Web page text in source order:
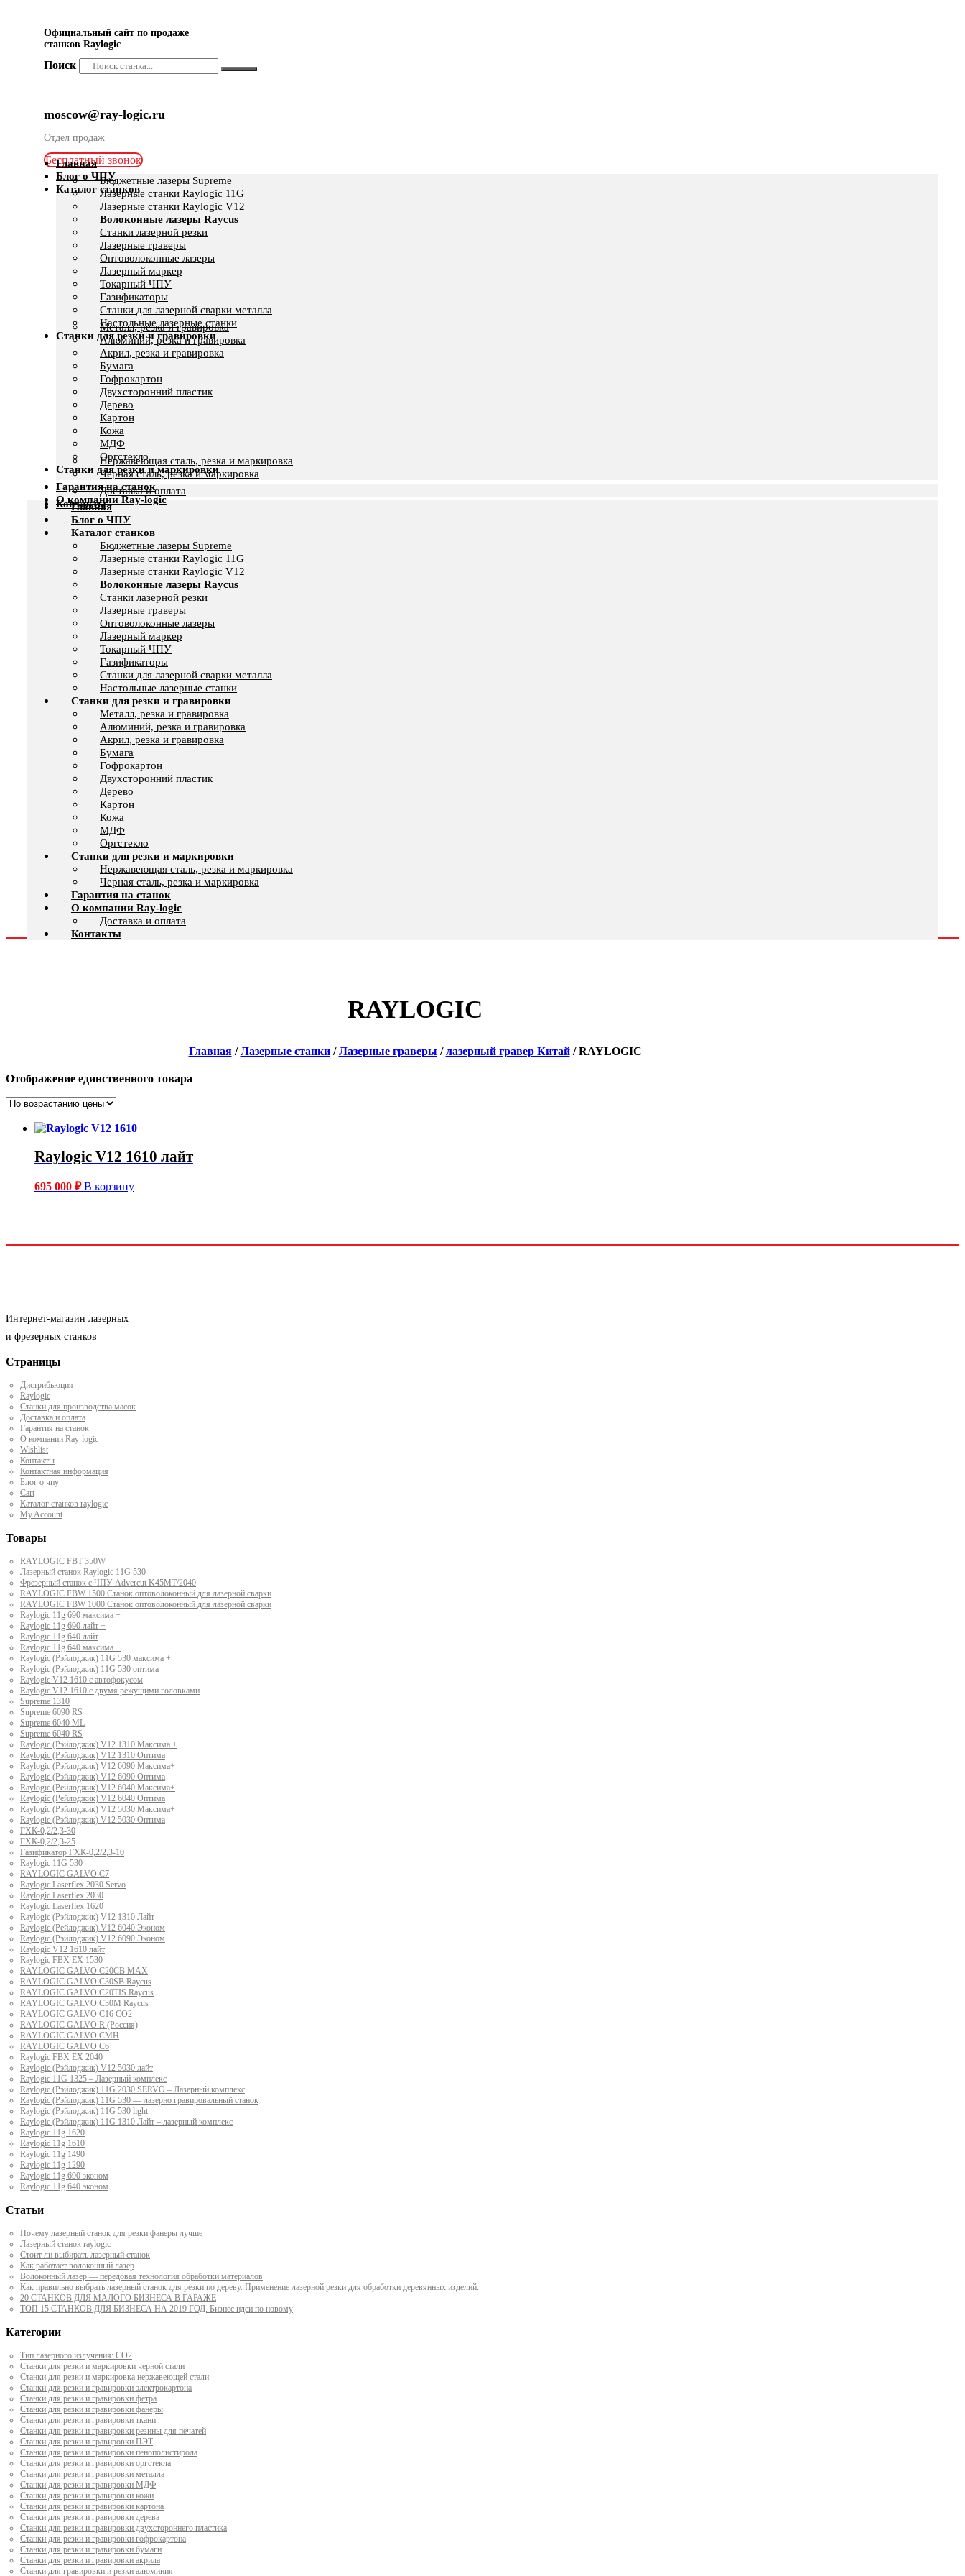
Официальный сайт по продаже
станков Raylogic
Поиск
moscow@ray-logic.ru
Отдел продаж
Бесплатный звонок
Главная
Блог о ЧПУ
Каталог станков
Бюджетные лазеры Supreme
Лазерные станки Raylogic 11G
Лазерные станки Raylogic V12
Волоконные лазеры Raycus
Станки лазерной резки
Лазерные граверы
Оптоволоконные лазеры
Лазерный маркер
Токарный ЧПУ
Газификаторы
Cтанки для лазерной сварки металла
Настольные лазерные станки
Станки для резки и гравировки
Металл, резка и гравировка
Алюминий, резка и гравировка
Акрил, резка и гравировка
Бумага
Гофрокартон
Двухсторонний пластик
Дерево
Картон
Кожа
МДФ
Оргстекло
Станки для резки и маркировки
Нержавеющая сталь, резка и маркировка
Черная сталь, резка и маркировка
Гарантия на станок
О компании Ray-logic
Доставка и оплата
Контакты
Главная
Блог о ЧПУ
Каталог станков
Бюджетные лазеры Supreme
Лазерные станки Raylogic 11G
Лазерные станки Raylogic V12
Волоконные лазеры Raycus
Станки лазерной резки
Лазерные граверы
Оптоволоконные лазеры
Лазерный маркер
Токарный ЧПУ
Газификаторы
Cтанки для лазерной сварки металла
Настольные лазерные станки
Станки для резки и гравировки
Металл, резка и гравировка
Алюминий, резка и гравировка
Акрил, резка и гравировка
Бумага
Гофрокартон
Двухсторонний пластик
Дерево
Картон
Кожа
МДФ
Оргстекло
Станки для резки и маркировки
Нержавеющая сталь, резка и маркировка
Черная сталь, резка и маркировка
Гарантия на станок
О компании Ray-logic
Доставка и оплата
Контакты
RAYLOGIC
Главная/Лазерные станки/Лазерные граверы /лазерный гравер Китай/ RAYLOGIC
Отображение единственного товара
Raylogic V12 1610 лайт
695 000 ₽ В корзину
Интернет-магазин лазерных
и фрезерных станков
Страницы
Дистрибьюция
Raylogic
Станки для производства масок
Доставка и оплата
Гарантия на станок
О компании Ray-logic
Wishlist
Контакты
Контактная информация
Блог о чпу
Cart
Каталог станков raylogic
My Account
Товары
RAYLOGIC FBT 350W
Лазерный станок Raylogic 11G 530
Фрезерный станок с ЧПУ Advercut K45MT/2040
RAYLOGIC FBW 1500 Станок оптоволоконный для лазерной сварки
RAYLOGIC FBW 1000 Станок оптоволоконный для лазерной сварки
Raylogic 11g 690 максима +
Raylogic 11g 690 лайт +
Raylogic 11g 640 лайт
Raylogic 11g 640 максима +
Raylogic (Рэйлоджик) 11G 530 максима +
Raylogic (Рэйлоджик) 11G 530 оптима
Raylogic V12 1610 с автофокусом
Raylogic V12 1610 с двумя режущими головками
Supreme 1310
Supreme 6090 RS
Supreme 6040 ML
Supreme 6040 RS
Raylogic (Рэйлоджик) V12 1310 Максима +
Raylogic (Рэйлоджик) V12 1310 Оптима
Raylogic (Рэйлоджик) V12 6090 Максима+
Raylogic (Рэйлоджик) V12 6090 Оптима
Raylogic (Рейлоджик) V12 6040 Максима+
Raylogic (Рейлоджик) V12 6040 Оптима
Raylogic (Рэйлоджик) V12 5030 Максима+
Raylogic (Рэйлоджик) V12 5030 Оптима
ГХК-0,2/2,3-30
ГХК-0,2/2,3-25
Газификатор ГХК-0,2/2,3-10
Raylogic 11G 530
RAYLOGIC GALVO С7
Raylogic Laserflex 2030 Servo
Raylogic Laserflex 2030
Raylogic Laserflex 1620
Raylogic (Рэйлоджик) V12 1310 Лайт
Raylogic (Рейлоджик) V12 6040 Эконом
Raylogic (Рэйлоджик) V12 6090 Эконом
Raylogic V12 1610 лайт
Raylogic FBX EX 1530
RAYLOGIC GALVO С20CB MAX
RAYLOGIC GALVO С30SB Raycus
RAYLOGIC GALVO C20TIS Raycus
RAYLOGIC GALVO С30M Raycus
RAYLOGIC GALVO С16 CO2
RAYLOGIC GALVO R (Россия)
RAYLOGIC GALVO CMH
RAYLOGIC GALVO С6
Raylogic FBX EX 2040
Raylogic (Рэйлоджик) V12 5030 лайт
Raylogic 11G 1325 – Лазерный комплекс
Raylogic (Рэйлоджик) 11G 2030 SERVO – Лазерный комплекс
Raylogic (Рэйлоджик) 11G 530 — лазерно гравировальный станок
Raylogic (Рэйлоджик) 11G 530 light
Raylogic (Рэйлоджик) 11G 1310 Лайт – лазерный комплекс
Raylogic 11g 1620
Raylogic 11g 1610
Raylogic 11g 1490
Raylogic 11g 1290
Raylogic 11g 690 эконом
Raylogic 11g 640 эконом
Статьи
Почему лазерный станок для резки фанеры лучше
Лазерный станок raylogic
Стоит ли выбирать лазерный станок
Как работает волоконный лазер
Волоконный лазер — передовая технология обработки материалов
Как правильно выбрать лазерный станок для резки по дереву. Применение лазерной резки для обработки деревянных изделий.
20 СТАНКОВ ДЛЯ МАЛОГО БИЗНЕСА В ГАРАЖЕ
ТОП 15 СТАНКОВ ДЛЯ БИЗНЕСА НА 2019 ГОД. Бизнес идеи по новому
Категории
Тип лазерного излучения: СО2
Станки для резки и маркировки черной стали
Станки для резки и маркировка нержавеющей стали
Станки для резки и гравировки электрокартона
Станки для резки и гравировки фетра
Станки для резки и гравировки фанеры
Станки для резки и гравировки ткани
Станки для резки и гравировки резины для печатей
Станки для резки и гравировки ПЭТ
Станки для резки и гравировки пенополистирола
Станки для резки и гравировки оргстекла
Станки для резки и гравировки металла
Станки для резки и гравировки МДФ
Станки для резки и гравировки кожи
Станки для резки и гравировки картона
Станки для резки и гравировки дерева
Станки для резки и гравировки двухстороннего пластика
Станки для резки и гравировки гофрокартона
Станки для резки и гравировки бумаги
Станки для резки и гравировки акрила
Станки для гравировки и резки алюминия